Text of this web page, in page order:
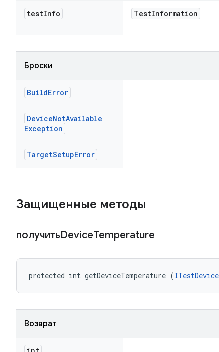
testInfo TestInformation
Броски
BuildError
DeviceNotAvailable
Exception
TargetSetupError
Защищенные методы
получитьDeviceTemperature
protected int getDeviceTemperature (ITestDevice
Возврат